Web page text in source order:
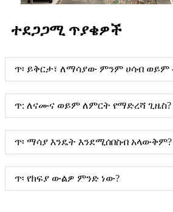
ተደጋጋሚ ጥያቄዎች
ጥ፡ ይቅርታ፣ ለማሳያው ምንም ሀሳብ ወይም
ጥ: ለናሙና ወይም ለምርት የማድረሻ ጊዜስ?
ጥ፡ ማሳያ እንዴት እንደሚሰበስብ አላውቅም?
ጥ፡ የክፍያ ውልዎ ምንድ ነው?